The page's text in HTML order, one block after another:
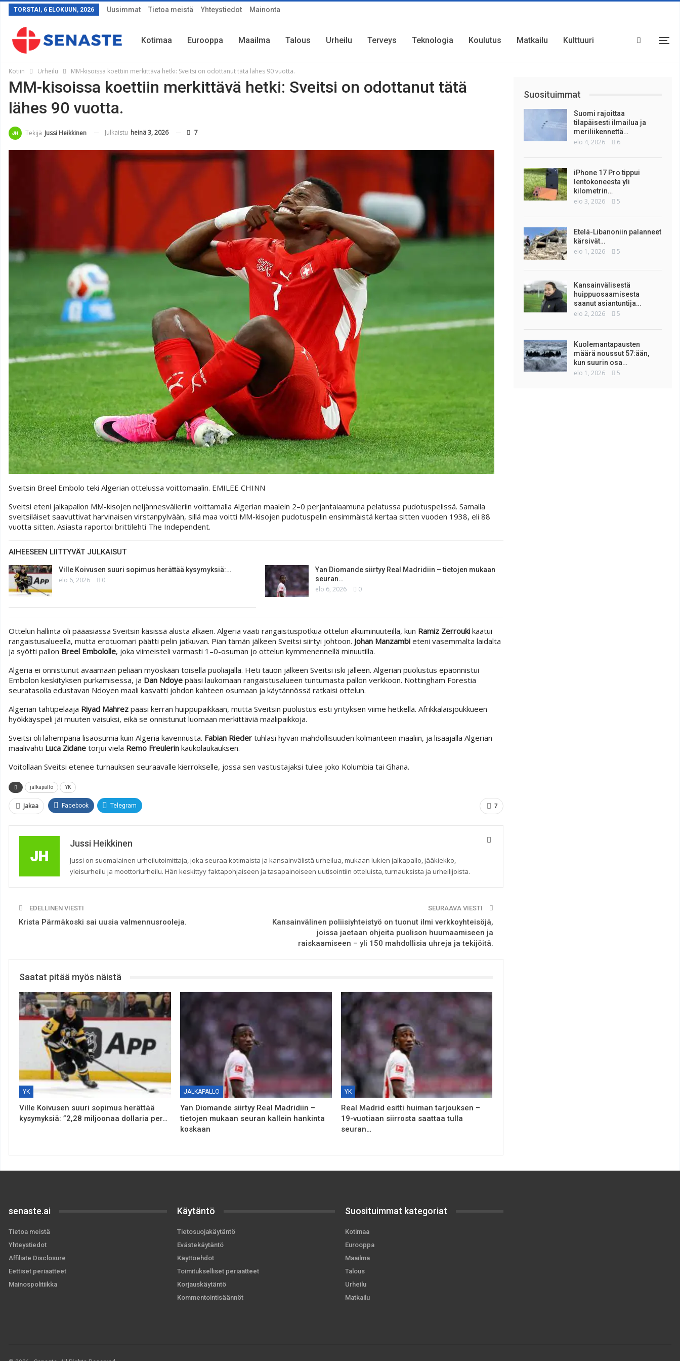
TORSTAI, 6 ELOKUUN, 2026 Uusimmat Tietoa meistä Yhteystiedot Mainonta
Kotimaa Eurooppa Maailma Talous Urheilu Terveys Teknologia Koulutus Matkailu Kulttuuri
Sää
Kotiin Urheilu MM-kisoissa koettiin merkittävä hetki: Sveitsi on odottanut tätä lähes 90 vuotta.
MM-kisoissa koettiin merkittävä hetki: Sveitsi on odottanut tätä
lähes 90 vuotta.
Tekijä Jussi Heikkinen Julkaistu heinä 3, 2026 7
Sveitsin Breel Embolo teki Algerian ottelussa voittomaalin. EMILEE CHINN
Sveitsi eteni jalkapallon MM-kisojen neljännesvälieriin voittamalla Algerian maalein 2–0 perjantaiaamuna pelatussa pudotuspelissä. Samalla
sveitsiläiset saavuttivat harvinaisen virstanpylvään, sillä maa voitti MM-kisojen pudotuspelin ensimmäistä kertaa sitten vuoden 1938, eli 88
vuotta sitten. Asiasta raportoi brittilehti The Independent.
AIHEESEEN LIITTYVÄT JULKAISUT
Ville Koivusen suuri sopimus herättää kysymyksiä:…
elo 6, 2026 0
Yan Diomande siirtyy Real Madridiin – tietojen mukaan
seuran…
elo 6, 2026 0
Ottelun hallinta oli pääasiassa Sveitsin käsissä alusta alkaen. Algeria vaati rangaistuspotkua ottelun alkuminuuteilla, kun Ramiz Zerrouki kaatui
rangaistusalueella, mutta erotuomari päätti pelin jatkuvan. Pian tämän jälkeen Sveitsi siirtyi johtoon. Johan Manzambi eteni vasemmalta laidalta
ja syötti pallon Breel Embololle, joka viimeisteli varmasti 1–0-osuman jo ottelun kymmenennellä minuutilla.
Algeria ei onnistunut avaamaan peliään myöskään toisella puoliajalla. Heti tauon jälkeen Sveitsi iski jälleen. Algerian puolustus epäonnistui
Embolon keskityksen purkamisessa, ja Dan Ndoye pääsi laukomaan rangaistusalueen tuntumasta pallon verkkoon. Nottingham Forestia
seuratasolla edustavan Ndoyen maali kasvatti johdon kahteen osumaan ja käytännössä ratkaisi ottelun.
Algerian tähtipelaaja Riyad Mahrez pääsi kerran huippupaikkaan, mutta Sveitsin puolustus esti yrityksen viime hetkellä. Afrikkalaisjoukkueen
hyökkäyspeli jäi muuten vaisuksi, eikä se onnistunut luomaan merkittäviä maalipaikkoja.
Sveitsi oli lähempänä lisäosumia kuin Algeria kavennusta. Fabian Rieder tuhlasi hyvän mahdollisuuden kolmanteen maaliin, ja lisäajalla Algerian
maalivahti Luca Zidane torjui vielä Remo Freulerin kaukolaukauksen.
Voitollaan Sveitsi etenee turnauksen seuraavalle kierrokselle, jossa sen vastustajaksi tulee joko Kolumbia tai Ghana.
jalkapallo YK
7
Jakaa Facebook Telegram
Jussi Heikkinen
Jussi on suomalainen urheilutoimittaja, joka seuraa kotimaista ja kansainvälistä urheilua, mukaan lukien jalkapallo, jääkiekko,
yleisurheilu ja moottoriurheilu. Hän keskittyy faktapohjaiseen ja tasapainoiseen uutisointiin otteluista, turnauksista ja urheilijoista.
EDELLINEN VIESTI
Krista Pärmäkoski sai uusia valmennusrooleja.
SEURAAVA VIESTI
Kansainvälinen poliisiyhteistyö on tuonut ilmi verkkoyhteisöjä,
joissa jaetaan ohjeita puolison huumaamiseen ja
raiskaamiseen – yli 150 mahdollisia uhreja ja tekijöitä.
Saatat pitää myös näistä
YK
Ville Koivusen suuri sopimus herättää
kysymyksiä: ”2,28 miljoonaa dollaria per…
JALKAPALLO
Yan Diomande siirtyy Real Madridiin –
tietojen mukaan seuran kallein hankinta
koskaan
YK
Real Madrid esitti huiman tarjouksen –
19-vuotiaan siirrosta saattaa tulla
seuran…
Suosituimmat
Suomi rajoittaa
tilapäisesti ilmailua ja
meriliikennettä…
elo 4, 2026 6
iPhone 17 Pro tippui
lentokoneesta yli
kilometrin…
elo 3, 2026 5
Etelä-Libanoniin palanneet
kärsivät…
elo 1, 2026 5
Kansainvälisestä
huippuosaamisesta
saanut asiantuntija…
elo 2, 2026 5
Kuolemantapausten
määrä noussut 57:ään,
kun suurin osa…
elo 1, 2026 5
senaste.ai
Tietoa meistä
Yhteystiedot
Affiliate Disclosure
Eettiset periaatteet
Mainospolitiikka
Käytäntö
Tietosuojakäytäntö
Evästekäytäntö
Käyttöehdot
Toimitukselliset periaatteet
Korjauskäytäntö
Kommentointisäännöt
Suosituimmat kategoriat
Kotimaa
Eurooppa
Maailma
Talous
Urheilu
Matkailu